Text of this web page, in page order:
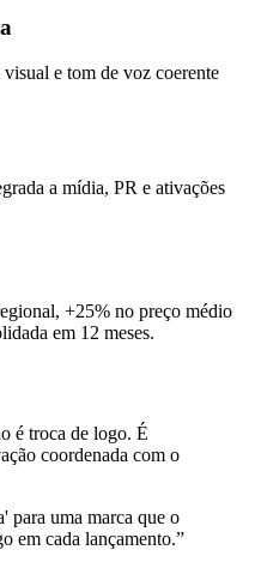
e tom de voz coerente
a mídia, PR e ativações
+25% no preço médio
em 12 meses.
é troca de logo. É
coordenada com o
para uma marca que o
em cada lançamento.”